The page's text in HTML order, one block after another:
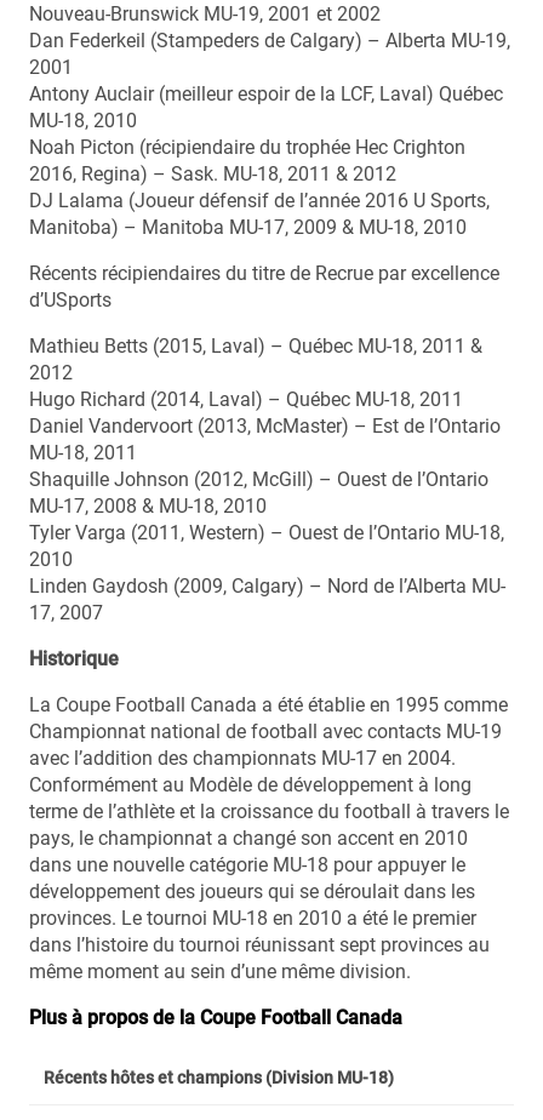
Nouveau-Brunswick MU-19, 2001 et 2002
Dan Federkeil (Stampeders de Calgary) – Alberta MU-19,
2001
Antony Auclair (meilleur espoir de la LCF, Laval) Québec
MU-18, 2010
Noah Picton (récipiendaire du trophée Hec Crighton
2016, Regina) – Sask. MU-18, 2011 & 2012
DJ Lalama (Joueur défensif de l’année 2016 U Sports,
Manitoba) – Manitoba MU-17, 2009 & MU-18, 2010
Récents récipiendaires du titre de Recrue par excellence
d’USports
Mathieu Betts (2015, Laval) – Québec MU-18, 2011 &
2012
Hugo Richard (2014, Laval) – Québec MU-18, 2011
Daniel Vandervoort (2013, McMaster) – Est de l’Ontario
MU-18, 2011
Shaquille Johnson (2012, McGill) – Ouest de l’Ontario
MU-17, 2008 & MU-18, 2010
Tyler Varga (2011, Western) – Ouest de l’Ontario MU-18,
2010
Linden Gaydosh (2009, Calgary) – Nord de l’Alberta MU-
17, 2007
Historique
La Coupe Football Canada a été établie en 1995 comme
Championnat national de football avec contacts MU-19
avec l’addition des championnats MU-17 en 2004.
Conformément au Modèle de développement à long
terme de l’athlète et la croissance du football à travers le
pays, le championnat a changé son accent en 2010
dans une nouvelle catégorie MU-18 pour appuyer le
développement des joueurs qui se déroulait dans les
provinces. Le tournoi MU-18 en 2010 a été le premier
dans l’histoire du tournoi réunissant sept provinces au
même moment au sein d’une même division.
Plus à propos de la Coupe Football Canada
Récents hôtes et champions (Division MU-18)